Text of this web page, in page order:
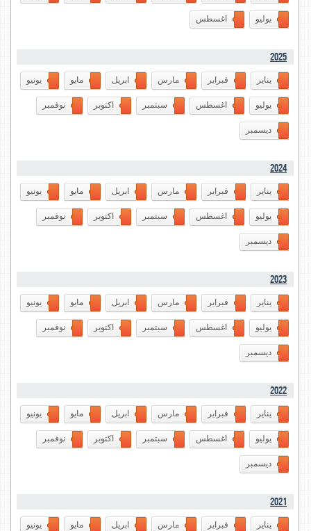
يوليو اغسطس
2025
يناير فبراير مارس ابريل مايو يونيو
يوليو اغسطس سبتمبر اكتوبر نوفمبر
ديسمبر
2024
يناير فبراير مارس ابريل مايو يونيو
يوليو اغسطس سبتمبر اكتوبر نوفمبر
ديسمبر
2023
يناير فبراير مارس ابريل مايو يونيو
يوليو اغسطس سبتمبر اكتوبر نوفمبر
ديسمبر
2022
يناير فبراير مارس ابريل مايو يونيو
يوليو اغسطس سبتمبر اكتوبر نوفمبر
ديسمبر
2021
يناير فبراير مارس ابريل مايو يونيو